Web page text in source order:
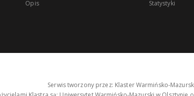
Opis
Statystyki
Serwis tworzony przez: Klaster Warmińsko-